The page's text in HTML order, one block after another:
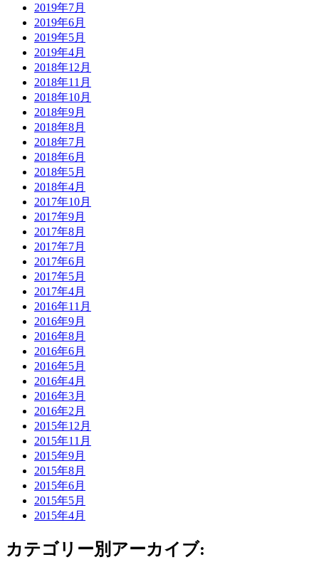
2019年7月
2019年6月
2019年5月
2019年4月
2018年12月
2018年11月
2018年10月
2018年9月
2018年8月
2018年7月
2018年6月
2018年5月
2018年4月
2017年10月
2017年9月
2017年8月
2017年7月
2017年6月
2017年5月
2017年4月
2016年11月
2016年9月
2016年8月
2016年6月
2016年5月
2016年4月
2016年3月
2016年2月
2015年12月
2015年11月
2015年9月
2015年8月
2015年6月
2015年5月
2015年4月
カテゴリー別アーカイブ: